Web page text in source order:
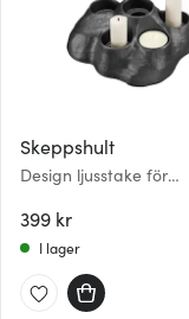
Skeppshult
Design ljusstake för
svart
399 kr
I lager